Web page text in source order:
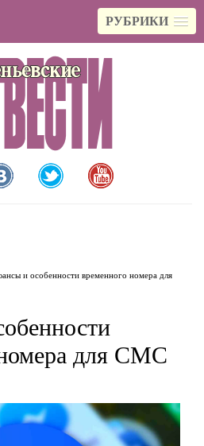
РУБРИКИ
и особенности временного номера для
для СМС